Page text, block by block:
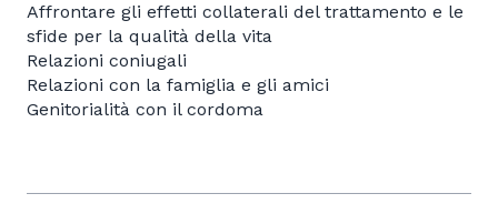
Affrontare gli effetti collaterali del trattamento e le
sfide per la qualità della vita
Relazioni coniugali
Relazioni con la famiglia e gli amici
Genitorialità con il cordoma